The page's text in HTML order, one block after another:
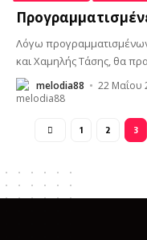
Λόγω
και Χαμηλής Τάσης, θα
melodia88 22 Μαΐου
1 2 3